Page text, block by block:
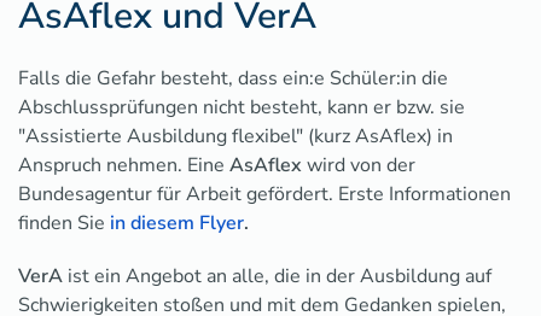
AsAflex und VerA
Falls die Gefahr besteht, dass ein:e Schüler:in die
Abschlussprüfungen nicht besteht, kann er bzw. sie
"Assistierte Ausbildung flexibel" (kurz AsAflex) in
Anspruch nehmen. Eine AsAflexwird von der
Bundesagentur für Arbeit gefördert. Erste Informationen
finden Sie in diesem Flyer.
VerA ist ein Angebot an alle, die in der Ausbildung auf
Schwierigkeiten stoßen und mit dem Gedanken spielen,